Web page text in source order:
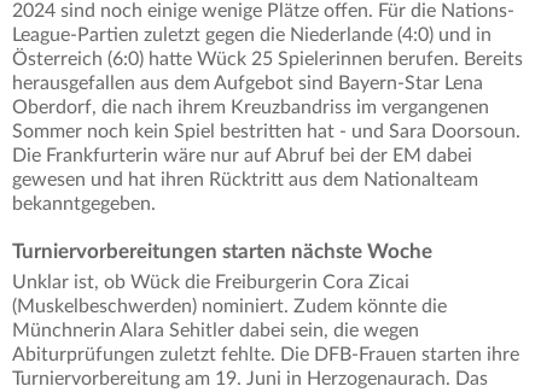
2024 sind noch einige wenige Plätze offen. Für die Nations-
League-Partien zuletzt gegen die Niederlande (4:0) und in
Österreich (6:0) hatte Wück 25 Spielerinnen berufen. Bereits
herausgefallen aus dem Aufgebot sind Bayern-Star Lena
Oberdorf, die nach ihrem Kreuzbandriss im vergangenen
Sommer noch kein Spiel bestritten hat - und Sara Doorsoun.
Die Frankfurterin wäre nur auf Abruf bei der EM dabei
gewesen und hat ihren Rücktritt aus dem Nationalteam
bekanntgegeben.
Turniervorbereitungen starten nächste Woche
Unklar ist, ob Wück die Freiburgerin Cora Zicai
(Muskelbeschwerden) nominiert. Zudem könnte die
Münchnerin Alara Sehitler dabei sein, die wegen
Abiturprüfungen zuletzt fehlte. Die DFB-Frauen starten ihre
Turniervorbereitung am 19. Juni in Herzogenaurach. Das